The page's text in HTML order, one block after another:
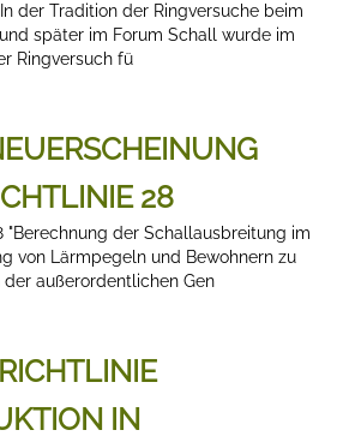
der Tradition der Ringversuche beim
später im Forum Schall wurde im
Ringversuch fü
28
"Berechnung der Schallausbreitung im
von Lärmpegeln und Bewohnern zu
außerordentlichen Gen
IN